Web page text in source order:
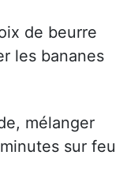
de beurre
les bananes
mélanger
sur feu